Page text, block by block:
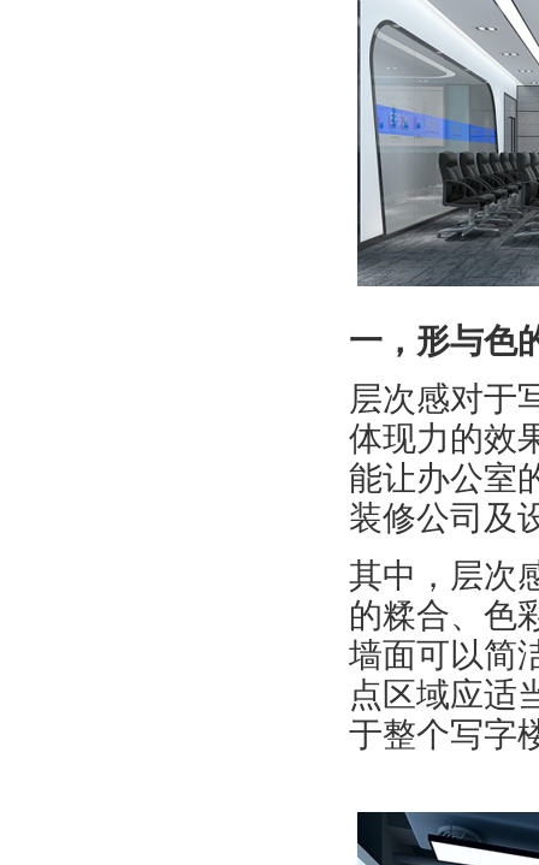
一，形与色
层次感对于
体现力的效
能让办公室
装修公司及
其中，层次
的糅合、色
墙面可以简
点区域应适
于整个写字